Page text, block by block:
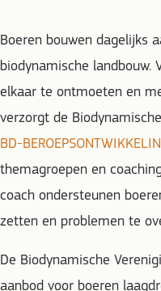
Boeren bouwen dagelijks
biodynamische landbouw.
elkaar te ontmoeten en
verzorgt de
BD-
themagroepen en
coach ondersteunen
zetten en problemen te
De Biodynamische
aanbod voor boeren